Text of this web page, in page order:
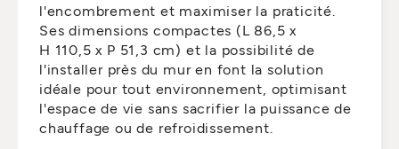
l'encombrement et maximiser la praticité.
Ses dimensions compactes (L 86,5 x
H 110,5 x P 51,3 cm) et la possibilité de
l'installer près du mur en font la solution
idéale pour tout environnement, optimisant
l'espace de vie sans sacrifier la puissance de
chauffage ou de refroidissement.